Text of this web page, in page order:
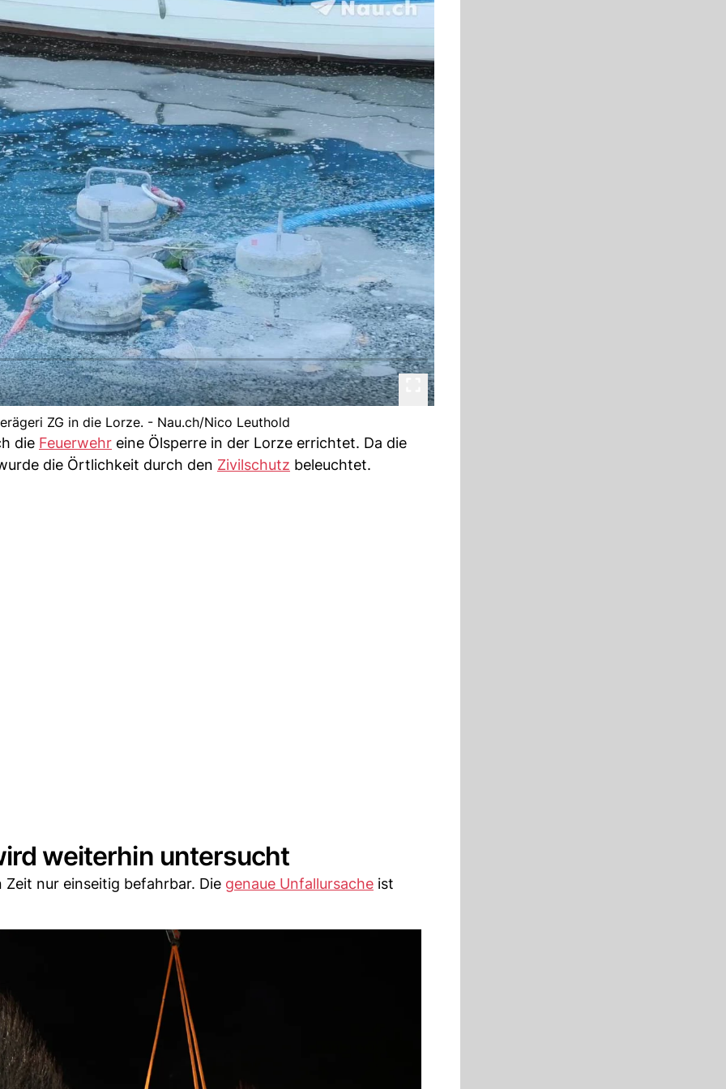
ZG in die Lorze. - Nau.ch/Nico Leuthold
die Feuerwehr eine Ölsperre in der Lorze errichtet. Da die
die Örtlichkeit durch den Zivilschutz beleuchtet.
weiterhin untersucht
nur einseitig befahrbar. Die genaue Unfallursache ist